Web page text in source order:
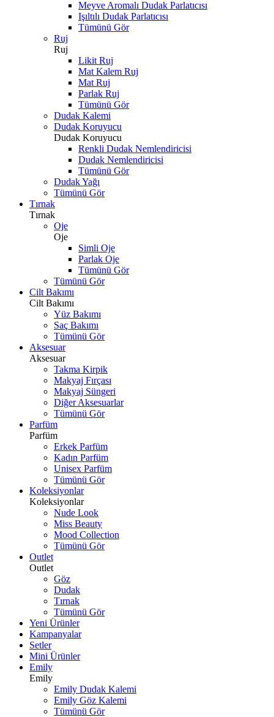
Meyve Aromalı Dudak Parlatıcısı
Işıltılı Dudak Parlatıcısı
Tümünü Gör
Ruj
Ruj
Likit Ruj
Mat Kalem Ruj
Mat Ruj
Parlak Ruj
Tümünü Gör
Dudak Kalemi
Dudak Koruyucu
Dudak Koruyucu
Renkli Dudak Nemlendiricisi
Dudak Nemlendiricisi
Tümünü Gör
Dudak Yağı
Tümünü Gör
Tırnak
Tırnak
Oje
Oje
Simli Oje
Parlak Oje
Tümünü Gör
Tümünü Gör
Cilt Bakımı
Cilt Bakımı
Yüz Bakımı
Saç Bakımı
Tümünü Gör
Aksesuar
Aksesuar
Takma Kirpik
Makyaj Fırçası
Makyaj Süngeri
Diğer Aksesuarlar
Tümünü Gör
Parfüm
Parfüm
Erkek Parfüm
Kadın Parfüm
Unisex Parfüm
Tümünü Gör
Koleksiyonlar
Koleksiyonlar
Nude Look
Miss Beauty
Mood Collection
Tümünü Gör
Outlet
Outlet
Göz
Dudak
Tırnak
Tümünü Gör
Yeni Ürünler
Kampanyalar
Setler
Mini Ürünler
Emily
Emily
Emily Dudak Kalemi
Emily Göz Kalemi
Tümünü Gör